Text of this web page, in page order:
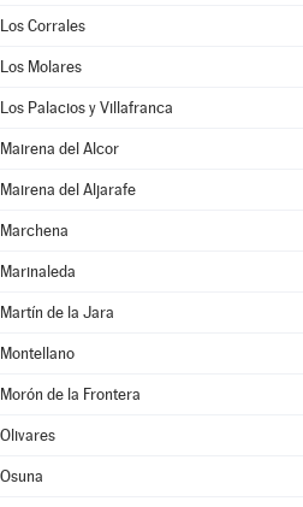
Los Corrales
Los Molares
Los Palacios y Villafranca
Mairena del Alcor
Mairena del Aljarafe
Marchena
Marinaleda
Martín de la Jara
Montellano
Morón de la Frontera
Olivares
Osuna